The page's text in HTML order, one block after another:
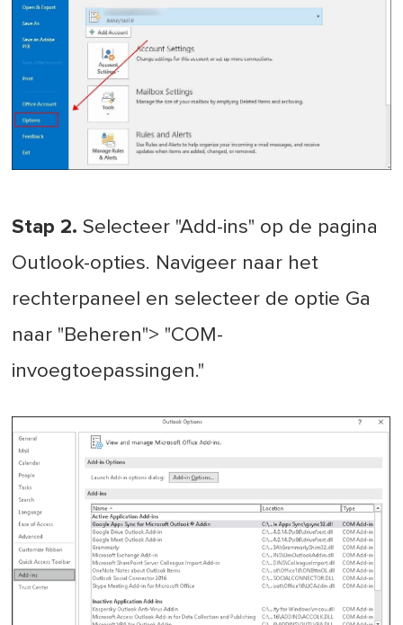
Stap 2. Selecteer "Add-ins" op de pagina
Outlook-opties. Navigeer naar het
rechterpaneel en selecteer de optie Ga
naar "Beheren"> "COM-
invoegtoepassingen."